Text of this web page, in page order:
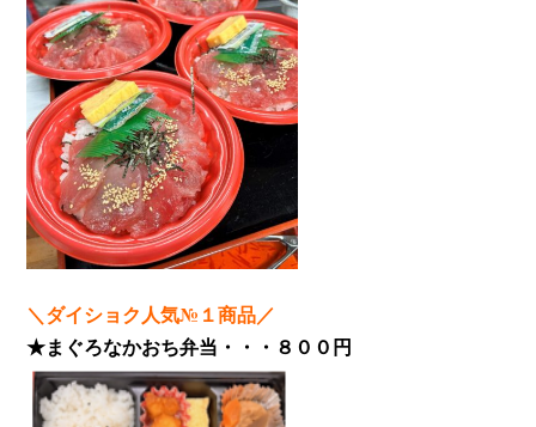
＼ダイショク人気№１商品／
★まぐろなかおち弁当・・・８００円